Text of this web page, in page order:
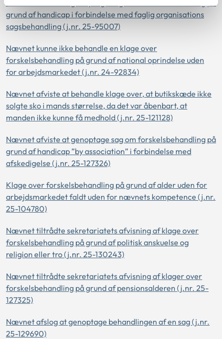
grund af handicap i forbindelse med faglig organisations
sagsbehandling (j.nr. 25-95007)
Nævnet kunne ikke behandle en klage over
forskelsbehandling på grund af national oprindelse uden
for arbejdsmarkedet (j.nr. 24-92834)
Nævnet afviste at behandle klage over, at butikskæde ikke
solgte sko i mands størrelse, da det var åbenbart, at
manden ikke kunne få medhold (j.nr. 25-121128)
Nævnet afviste at genoptage sag om forskelsbehandling på
grund af handicap ”by association” i forbindelse med
afskedigelse (j.nr. 25-127326)
Klage over forskelsbehandling på grund af alder uden for
arbejdsmarkedet faldt uden for nævnets kompetence (j.nr.
25-104780)
Nævnet tiltrådte sekretariatets afvisning af klage over
forskelsbehandling på grund af politisk anskuelse og
religion eller tro (j.nr. 25-130243)
Nævnet tiltrådte sekretariatets afvisning af klager over
forskelsbehandling på grund af pensionsalderen (j.nr. 25-
127325)
Nævnet afslog at genoptage behandlingen af en sag (j.nr.
25-129690)